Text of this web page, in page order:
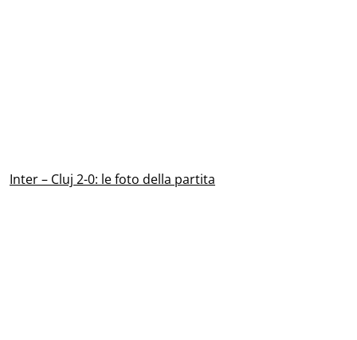
Inter – Cluj 2-0: le foto della partita